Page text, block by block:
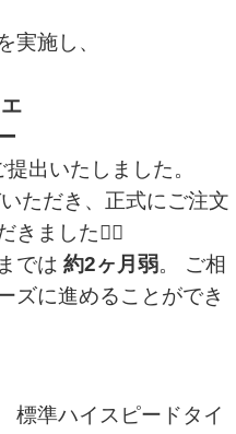
実施し、
出いたしました。
ただき、正式にご注文
きました👷‍♂️
では 約2ヶ月弱。 ご相
ズに進めることができ
準ハイスピードタイ